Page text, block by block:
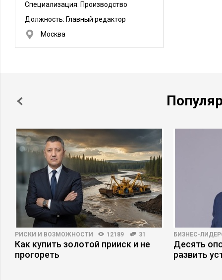
Специализация: Производство
Должность: Главный редактор
Москва
РИСКИ И ВОЗМОЖНОСТИ 12189 31
Как купить золотой прииск и не
прогореть
БИЗНЕС-
Десять
развить